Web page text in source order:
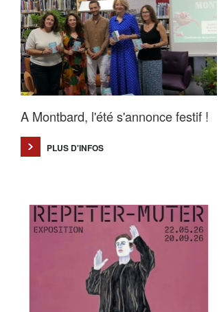
A Montbard, l'été s'annonce festif !
PLUS D'INFOS